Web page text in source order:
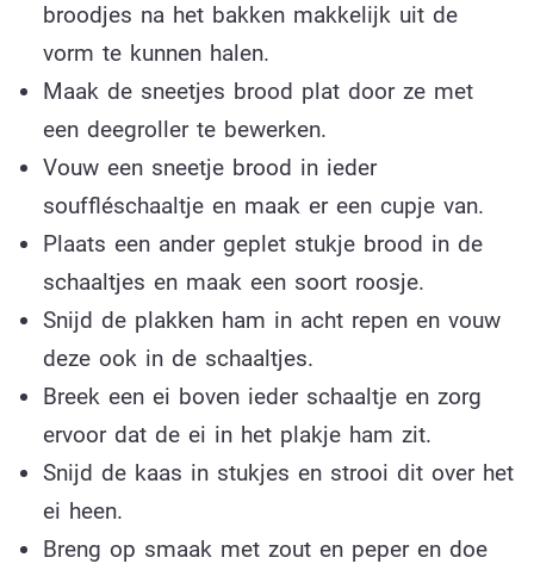
broodjes na het bakken makkelijk uit de
vorm te kunnen halen.
Maak de sneetjes brood plat door ze met
een deegroller te bewerken.
Vouw een sneetje brood in ieder
souffléschaaltje en maak er een cupje van.
Plaats een ander geplet stukje brood in de
schaaltjes en maak een soort roosje.
Snijd de plakken ham in acht repen en vouw
deze ook in de schaaltjes.
Breek een ei boven ieder schaaltje en zorg
ervoor dat de ei in het plakje ham zit.
Snijd de kaas in stukjes en strooi dit over het
ei heen.
Breng op smaak met zout en peper en doe